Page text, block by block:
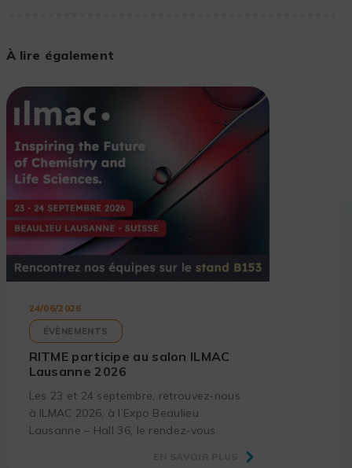
À lire également
24/06/2026
ÉVÈNEMENTS
RITME participe au salon ILMAC
Lausanne 2026
Les 23 et 24 septembre, retrouvez-nous
à ILMAC 2026, à l’Expo Beaulieu
Lausanne – Hall 36, le rendez-vous